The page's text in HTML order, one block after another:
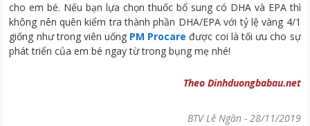
cho em bé. Nếu bạn lựa chọn thuốc bổ sung có DHA và EPA thì
không nên quên kiểm tra thành phần DHA/EPA với tỷ lệ vàng 4/1
giống như trong viên uống PM Procare được coi là tối ưu cho sự
phát triển của em bé ngay từ trong bụng mẹ nhé!
Theo Dinhduongbabau.net
BTV Lê Ngần- 28/11/2019